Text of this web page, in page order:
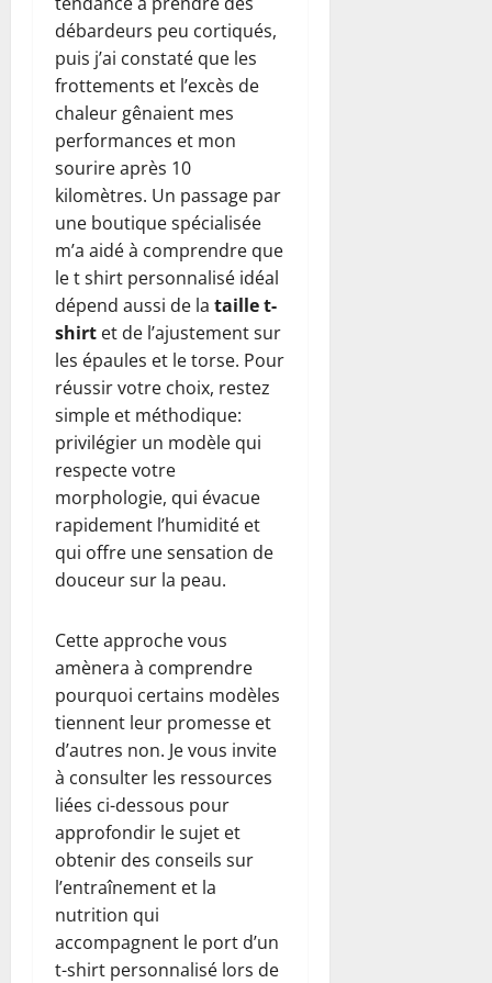
débardeurs peu cortiqués,
puis j’ai constaté que les
frottements et l’excès de
chaleur gênaient mes
performances et mon
sourire après 10
kilomètres. Un passage par
une boutique spécialisée
m’a aidé à comprendre que
le t shirt personnalisé idéal
dépend aussi de la taille t-
shirt et de l’ajustement sur
les épaules et le torse. Pour
réussir votre choix, restez
simple et méthodique:
privilégier un modèle qui
respecte votre
morphologie, qui évacue
rapidement l’humidité et
qui offre une sensation de
douceur sur la peau.
Cette approche vous
amènera à comprendre
pourquoi certains modèles
tiennent leur promesse et
d’autres non. Je vous invite
à consulter les ressources
liées ci-dessous pour
approfondir le sujet et
obtenir des conseils sur
l’entraînement et la
nutrition qui
accompagnent le port d’un
t-shirt personnalisé lors de